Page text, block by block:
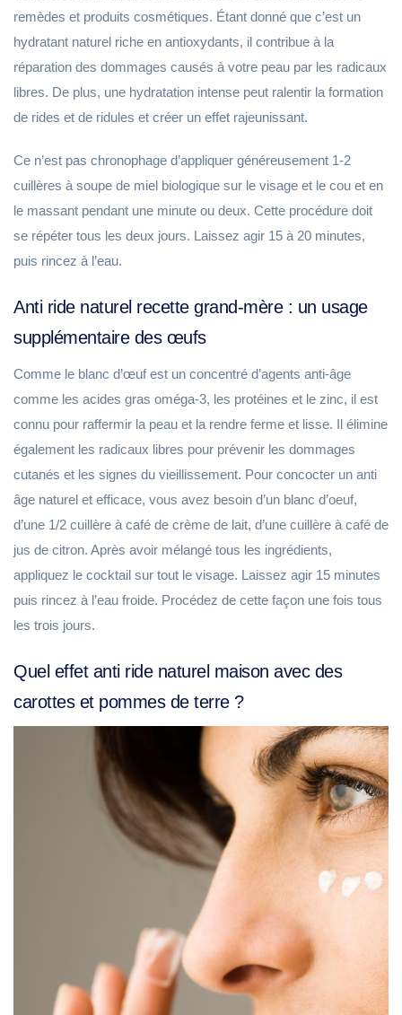
remèdes et produits cosmétiques. Étant donné que c’est un
hydratant naturel riche en antioxydants, il contribue à la
réparation des dommages causés à votre peau par les radicaux
libres. De plus, une hydratation intense peut ralentir la formation
de rides et de ridules et créer un effet rajeunissant.
Ce n’est pas chronophage d’appliquer généreusement 1-2
cuillères à soupe de miel biologique sur le visage et le cou et en
le massant pendant une minute ou deux. Cette procédure doit
se répéter tous les deux jours. Laissez agir 15 à 20 minutes,
puis rincez à l’eau.
Anti ride naturel recette grand-mère : un usage
supplémentaire des œufs
Comme le blanc d’œuf est un concentré d’agents anti-âge
comme les acides gras oméga-3, les protéines et le zinc, il est
connu pour raffermir la peau et la rendre ferme et lisse. Il élimine
également les radicaux libres pour prévenir les dommages
cutanés et les signes du vieillissement. Pour concocter un anti
âge naturel et efficace, vous avez besoin d’un blanc d’oeuf,
d’une 1/2 cuillère à café de crème de lait, d’une cuillère à café de
jus de citron. Après avoir mélangé tous les ingrédients,
appliquez le cocktail sur tout le visage. Laissez agir 15 minutes
puis rincez à l’eau froide. Procédez de cette façon une fois tous
les trois jours.
Quel effet anti ride naturel maison avec des
carottes et pommes de terre ?